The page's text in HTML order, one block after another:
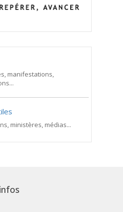
manifestations,
ministères, médias...